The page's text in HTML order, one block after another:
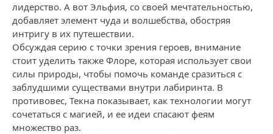
лидерство. А вот Эльфия, со своей мечтательностью,
добавляет элемент чуда и волшебства, обостряя
интригу в их путешествии.
Обсуждая серию с точки зрения героев, внимание
стоит уделить также Флоре, которая использует свои
силы природы, чтобы помочь команде сразиться с
заблудшими существами внутри лабиринта. В
противовес, Текна показывает, как технологии могут
сочетаться с магией, и ее идеи спасают феям
множество раз.